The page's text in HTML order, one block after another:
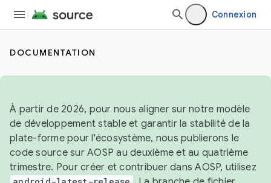
Connexion
DOCUMENTATION
À partir de 2026, pour nous aligner sur notre modèle
de développement stable et garantir la stabilité de la
plate-forme pour l'écosystème, nous publierons le
code source sur AOSP au deuxième et au quatrième
trimestre. Pour créer et contribuer dans AOSP, utilisez